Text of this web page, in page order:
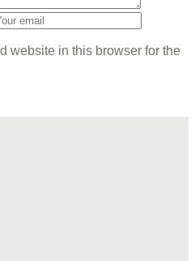
website in this browser for the